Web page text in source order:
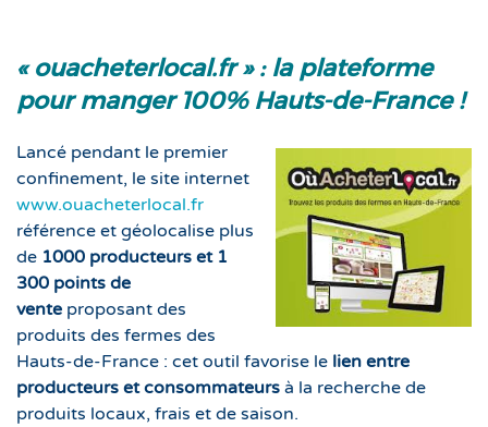
« ouacheterlocal.fr » : la plateforme
pour manger 100% Hauts-de-France !
Lancé pendant le premier
confinement, le site internet
www.ouacheterlocal.fr
référence et géolocalise plus
de 1000 producteurs et 1
300 points de
vente proposant des
produits des fermes des
Hauts-de-France : cet outil favorise le lien entre
producteurs et consommateurs à la recherche de
produits locaux, frais et de saison.